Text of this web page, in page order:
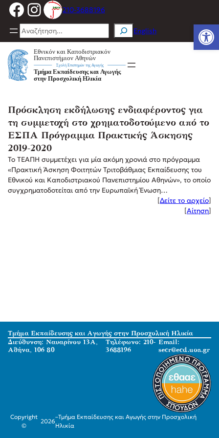
Μετάβαση
στο
περιεχόμενο
Facebook
Instagram
210-3688196
Search English
Πρόσκληση εκδήλωσης ενδιαφέροντος για
τη συμμετοχή στο χρηματοδοτούμενο από το
ΕΣΠΑ Πρόγραμμα Πρακτικής Άσκησης
2019-2020
Το ΤΕΑΠΗ συμμετέχει για μία ακόμη χρονιά στο πρόγραμμα
«Πρακτική Άσκηση Φοιτητών Τριτοβάθμιας Εκπαίδευσης του
Εθνικού και Καποδιστριακού Πανεπιστημίου Αθηνών», το οποίο
συγχρηματοδοτείται από την Ευρωπαϊκή Ένωση…
[Δείτε το αρχείο]
[Αίτηση]
Τμήμα Εκπαίδευσης και Αγωγής στην Προσχολική Ηλικία
Διεύθυνση: Ναυαρίνου 13Α,
Αθήνα, 106 80
Τηλέφωνο: 210-
3688196
Email:
secr@ecd.uoa.gr
Copyright
©
2026
–Τμήμα Εκπαίδευσης και Αγωγής στην Προσχολική
Ηλικία